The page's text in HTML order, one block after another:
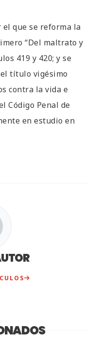
que se reforma la
“Del maltrato y
419 y 420; y se
título vigésimo
contra la vida e
Código Penal de
en estudio en